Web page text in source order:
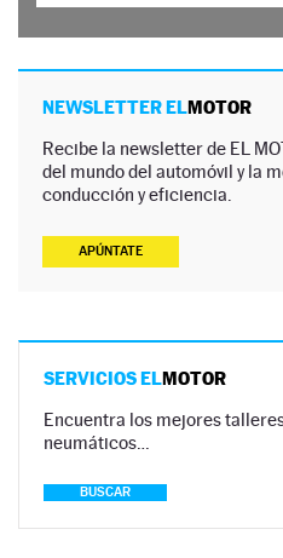
NEWSLETTER ELMOTOR
Recibe la newsletter de EL
del mundo del automóvil y la
conducción y eficiencia.
APÚNTATE
SERVICIOS ELMOTOR
Encuentra los mejores
neumáticos…
BUSCAR